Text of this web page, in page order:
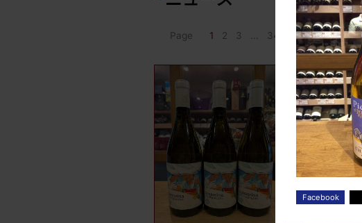
Page 1 2 3 34 >>